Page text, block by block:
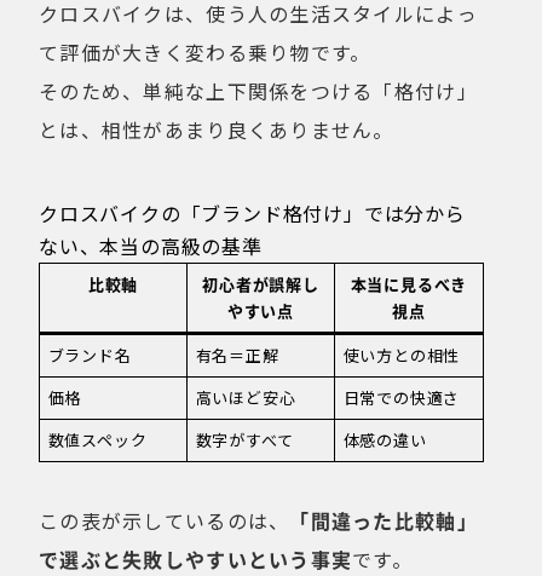
クロスバイクは、使う人の生活スタイルによっ
て評価が大きく変わる乗り物です。
そのため、単純な上下関係をつける「格付け」
とは、相性があまり良くありません。
クロスバイクの「ブランド格付け」では分から
ない、本当の高級の基準
比較軸
初心者が誤解し
やすい点
本当に見るべき
視点
ブランド名
有名＝正解
使い方との相性
価格
高いほど安心
日常での快適さ
数値スペック
数字がすべて 体感の違い
この表が示しているのは、
「間違った比較軸」
で選ぶと失敗しやすいという事実です。